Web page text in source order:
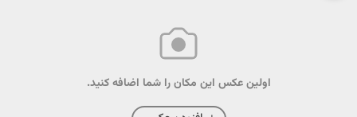
اولین عکس این مکان را شما اضافه کنید.